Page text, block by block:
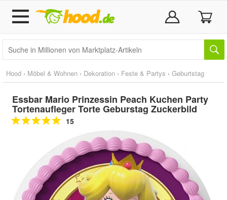
Hood › Möbel & Wohnen › Dekoration › Feste & Partys › Geburtstag
Essbar Mario Prinzessin Peach Kuchen Party
Tortenaufleger Torte Geburstag Zuckerbild
15